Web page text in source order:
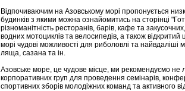
Відпочиваючим на Азовському морі пропонується
будинків з якими можна ознайомитись на сторінці
різноманітність ресторанів, барів, кафе та
водних мотоциклів та велосипедів, а також
морі чудові можливості для риболовлі та
ляща, сазана та ін.
Азовське море, це чудове місце, ми рекомендуємо не
корпоративних груп для проведення семінарів,
спортивних зборів молодіжних команд та активного